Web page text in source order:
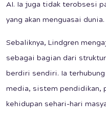
AI. Ia juga tidak terobsesi
yang akan menguasai dunia.
Sebaliknya, Lindgren
sebagai bagian dari
berdiri sendiri. Ia terhubung
media, sistem pendidikan,
kehidupan sehari-hari